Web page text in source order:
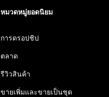
หมวดหมู่ยอดนิยม
การดรอปชิป
ตลาด
รีวิวสินค้า
ขายเพิ่มและขายเป็นชุด